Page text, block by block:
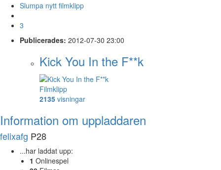
Slumpa nytt filmklipp
3
Publicerades: 2012-07-30 23:00
Kick You In the F**k
Filmklipp
2135 visningar
Information om uppladdaren
felixafg P28
...har laddat upp:
1 Onlinespel